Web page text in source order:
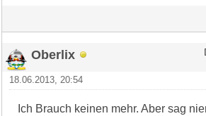
Oberlix
18.06.2013, 20:54
Ich Brauch keinen mehr. Aber sag